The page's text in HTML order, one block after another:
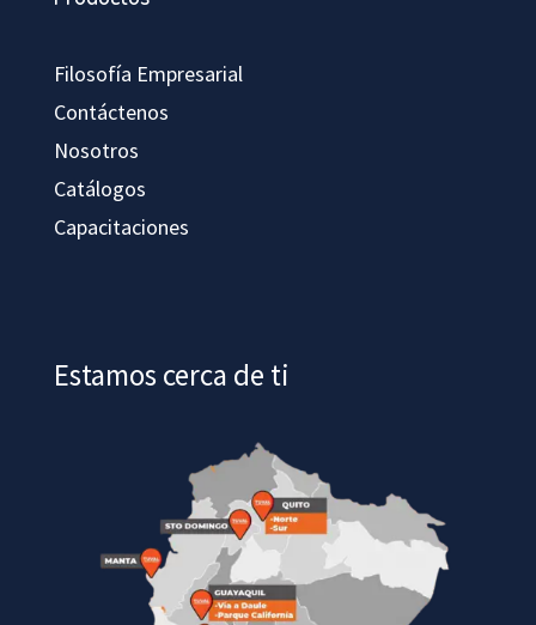
Filosofía Empresarial
Contáctenos
Nosotros
Catálogos
Capacitaciones
Estamos cerca de ti